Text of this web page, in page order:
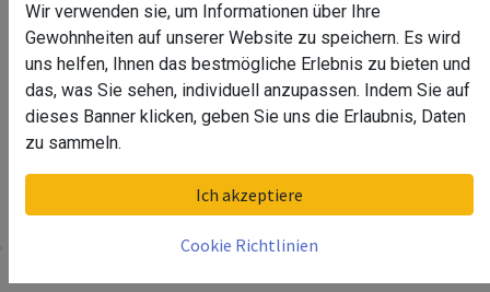
Ihr Berater in Dortmund
Wir verwenden sie, um Informationen über Ihre
Gewohnheiten auf unserer Website zu speichern. Es wird
uns helfen, Ihnen das bestmögliche Erlebnis zu bieten und
das, was Sie sehen, individuell anzupassen. Indem Sie auf
dieses Banner klicken, geben Sie uns die Erlaubnis, Daten
zu sammeln.
Ich akzeptiere
Cookie Richtlinien